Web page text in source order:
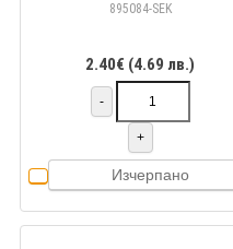
895084-SEK
2.40€ (4.69 лв.)
-
+
Изчерпано